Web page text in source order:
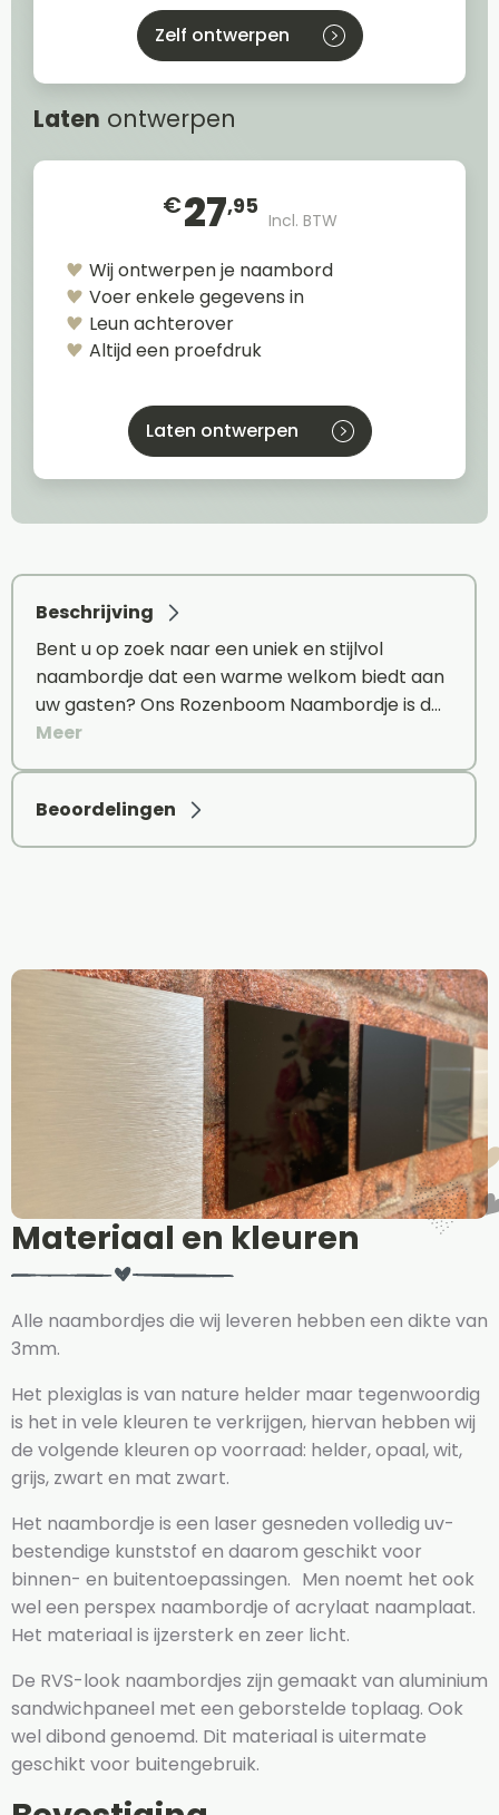
Zelf ontwerpen
Laten ontwerpen
€27,95
Incl. BTW
Wij ontwerpen je naambord
Voer enkele gegevens in
Leun achterover
Altijd een proefdruk
Laten ontwerpen
Beschrijving
Bent u op zoek naar een uniek en stijlvol
naambordje dat een warme welkom biedt aan
uw gasten? Ons Rozenboom Naambordje is d…
Meer
Beoordelingen
Materiaal en kleuren
Alle naambordjes die wij leveren hebben een dikte van
3mm.
Het plexiglas is van nature helder maar tegenwoordig
is het in vele kleuren te verkrijgen, hiervan hebben wij
de volgende kleuren op voorraad: helder, opaal, wit,
grijs, zwart en mat zwart.
Het naambordje is een laser gesneden volledig uv-
bestendige kunststof en daarom geschikt voor
binnen- en buitentoepassingen. Men noemt het ook
wel een perspex naambordje of acrylaat naamplaat.
Het materiaal is ijzersterk en zeer licht.
De RVS-look naambordjes zijn gemaakt van aluminium
sandwichpaneel met een geborstelde toplaag. Ook
wel dibond genoemd. Dit materiaal is uitermate
geschikt voor buitengebruik.